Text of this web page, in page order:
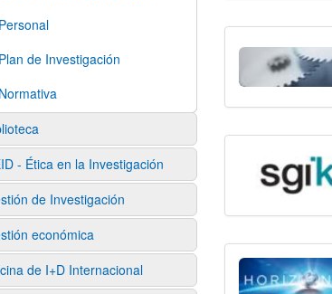
Personal
Plan de Investigación
Normativa
- Ética en la Investigación
de Investigación
económica
de I+D Internacional